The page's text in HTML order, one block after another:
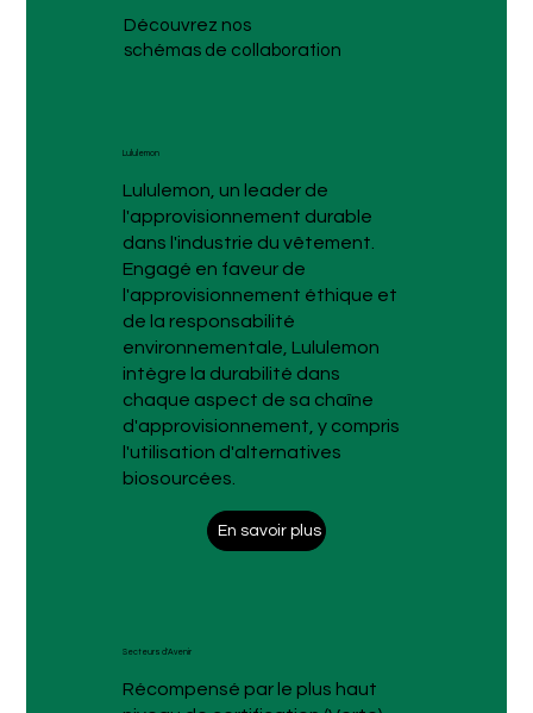
Découvrez nos
schémas de collaboration
Lululemon
Lululemon, un leader de
l'approvisionnement durable
dans l'industrie du vêtement.
Engagé en faveur de
l'approvisionnement éthique et
de la responsabilité
environnementale, Lululemon
intègre la durabilité dans
chaque aspect de sa chaîne
d'approvisionnement, y compris
l'utilisation d'alternatives
biosourcées.
En savoir plus
Secteurs d'Avenir
Récompensé par le plus haut